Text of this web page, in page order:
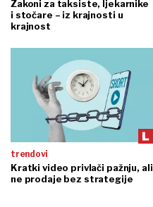
Zakoni za taksiste, ljekarnike
i stočare – iz krajnosti u
krajnost
trendovi
Kratki video privlači pažnju, ali
ne prodaje bez strategije